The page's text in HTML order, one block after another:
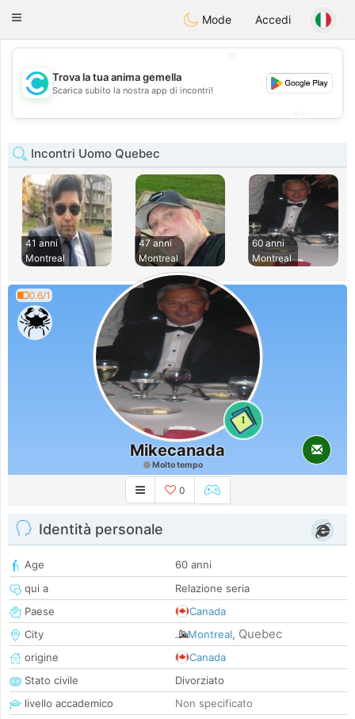
olombiaCitas
Toggle
Mode Accedi
💖
💕
Trova la tua anima gemella
Scarica subito la nostra app di incontri!
Incontri Uomo Quebec
41 anni
Montreal
47 anni
Montreal
60 anni
Montreal
0.6/1
1
Mikecanada
Molto tempo
0
Identità personale
Age
60 anni
qui a
Relazione seria
Paese
Canada
City
Montreal, Quebec
origine
Canada
Stato civile
Divorziato
livello accademico
Non specificato